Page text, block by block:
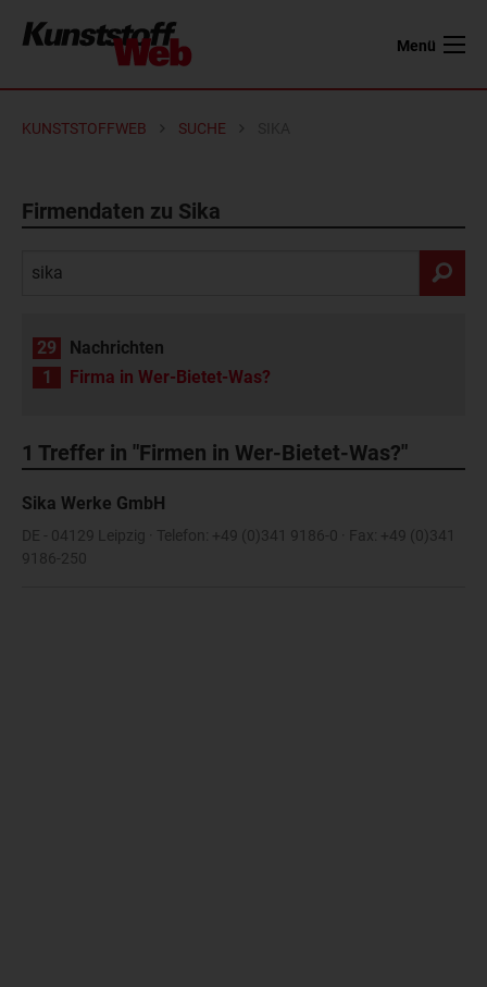
Menü
KUNSTSTOFFWEB SUCHE
Firmendaten zu Sika
29
Nachrichten
1
Firma in Wer-Bietet-Was?
1 Treffer in "Firmen in Wer-Bietet-Was?"
Sika Werke GmbH
DE - 04129 Leipzig · Telefon: +49 (0)341 9186-0 · Fax: +49 (0)341
9186-250